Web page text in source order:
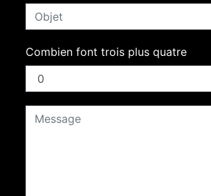
Combien font trois plus quatre